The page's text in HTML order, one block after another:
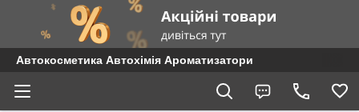
Автокосметика Автохімія Ароматизатори